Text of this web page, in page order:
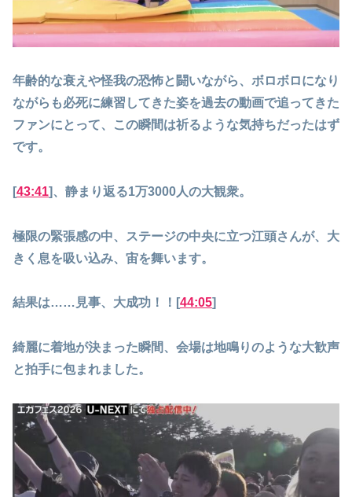
年齢的な衰えや怪我の恐怖と闘いながら、ボロボロになり
ながらも必死に練習してきた姿を過去の動画で追ってきた
ファンにとって、この瞬間は祈るような気持ちだったはず
です。
[43:41]、静まり返る1万3000人の大観衆。
極限の緊張感の中、ステージの中央に立つ江頭さんが、大
きく息を吸い込み、宙を舞います。
結果は……見事、大成功！！[44:05]
綺麗に着地が決まった瞬間、会場は地鳴りのような大歓声
と拍手に包まれました。